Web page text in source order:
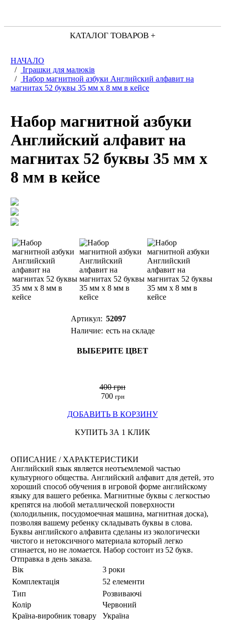
КАТАЛОГ ТОВАРОВ +
НАЧАЛО
/
Іграшки для малюків
/
Набор магнитной азбуки Английский алфавит на
магнитах 52 буквы 35 мм х 8 мм в кейсе
Набор магнитной азбуки
Английский алфавит на
магнитах 52 буквы 35 мм х
8 мм в кейсе
Артикул: 52097
Наличие: есть на складе
ВЫБЕРИТЕ ЦВЕТ
400 грн
700 грн
ДОБАВИТЬ В КОРЗИНУ
КУПИТЬ ЗА 1 КЛИК
ОПИСАНИЕ / ХАРАКТЕРИСТИКИ
Английский язык является неотъемлемой частью
культурного общества. Английский алфавит для детей, это
хороший способ обучения в игровой форме английскому
языку для вашего ребенка. Магнитные буквы с легкостью
крепятся на любой металлической поверхности
(холодильник, посудомоечная машина, магнитная доска),
позволяя вашему ребенку складывать буквы в слова.
Буквы английского алфавита сделаны из экологически
чистого и нетоксичного материала который легко
сгинается, но не ломается. Набор состоит из 52 букв.
Отправка в день заказа.
Вік
3 роки
Комплектація
52 елементи
Тип
Розвиваючі
Колір
Червоний
Країна-виробник товару
Україна